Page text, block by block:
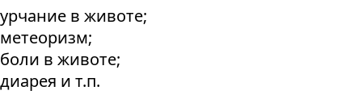
урчание в животе;
метеоризм;
боли в животе;
диарея и т.п.